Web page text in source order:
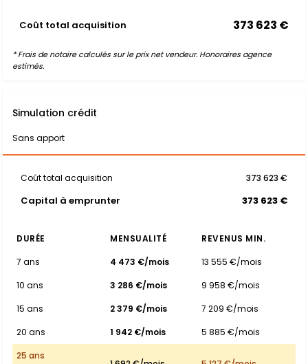
Coût total acquisition 373 623 €
* Frais de notaire calculés sur le prix net vendeur. Honoraires agence
estimés.
Simulation crédit
Sans apport
Coût total acquisition 373 623 €
Capital à emprunter 373 623 €
DURÉE MENSUALITÉ
REVENUS MIN.
7 ans
4 473 €/mois
13 555 €/mois
10 ans
3 286 €/mois
9 958 €/mois
15 ans
2 379 €/mois
7 209 €/mois
20 ans
1 942 €/mois
5 885 €/mois
25 ans